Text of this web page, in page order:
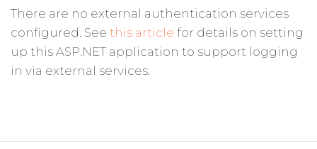
There are no external authentication services
configured. See this article for details on setting
up this ASP.NET application to support logging
in via external services.